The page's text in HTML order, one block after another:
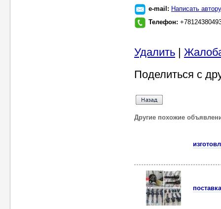
e-mail: Написать автору
Телефон:
Удалить |
Поделиться с
Другие похожие